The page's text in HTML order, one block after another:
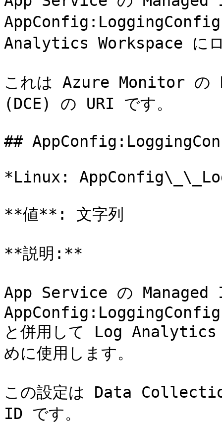
Analytics Workspace にロ
これは Azure Monitor
(DCE) の URI です。
##
*Linux:
**値**: 文字列
**説明:**
App Service の Managed
と併用して Log Analytics
めに使用します。
この設定は Data
ID です。